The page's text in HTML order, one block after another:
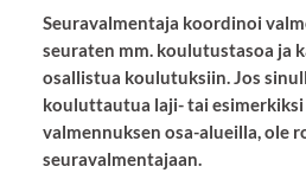
Seuravalmentaja koordinoi
seuraten mm. koulutustasoa ja
osallistua koulutuksiin. Jos
kouluttautua laji- tai esimerkiksi
valmennuksen osa-alueilla, ole
seuravalmentajaan.